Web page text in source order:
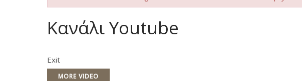
Κανάλι Youtube
Exit
MORE VIDEO